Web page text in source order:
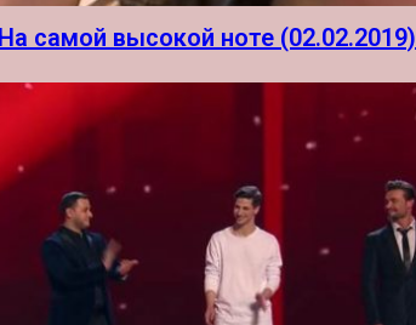
самой высокой ноте (02.02.2019)